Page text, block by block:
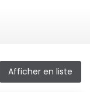
Afficher en liste